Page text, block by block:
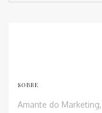
SOBRE
Amante do